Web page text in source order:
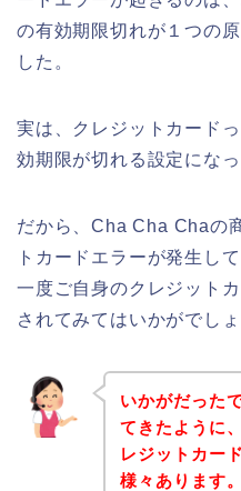
の有効期限切れが１つの
した。
実は、クレジットカード
効期限が切れる設定にな
だから、Cha Cha Chaの
トカードエラーが発生し
一度ご自身のクレジット
されてみてはいかがでしょ
いかがだった
てきたように
レジットカー
様々あります